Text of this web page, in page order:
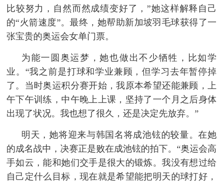
比较努力，自然而然成绩变好了，”她这样解释自己
的“火箭速度”。最终，她帮助新加坡羽毛球获得了一
张宝贵的奥运会女单门票。
为能一圆奥运梦，她也做出不少牺牲，比如学
业。“我之前是打球和学业兼顾，但学习去年暂停掉
了。当时奥运积分赛开始，我原本希望还能兼顾，上
午下午训练，中午晚上上课，坚持了一个月之后身体
出现了状况。我也想了很久，还是决定先放弃。”
明天，她将迎来与韩国名将成池铉的较量。在她
的成名战中，决赛正是败在成池铉的拍下。“奥运会高
手如云，能和她们交手是很大的锻炼。我没有想过给
自己定什么目标，现在就是希望能把明天的球打好，